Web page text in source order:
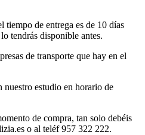
de entrega es de 10 días
tendrás disponible antes.
de transporte que hay en el
nuestro estudio en horario de
de compra, tan solo debéis
o al teléf 957 322 222.